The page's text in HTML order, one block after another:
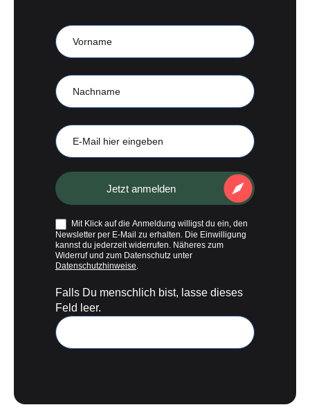
CampKompass
Vorname
Nachname
Mail
Jetzt anmelden
Mit Klick auf die Anmeldung willigst du ein, den
Newsletter per E-Mail zu erhalten. Die Einwilligung
kannst du jederzeit widerrufen. Näheres zum
Widerruf und zum Datenschutz unter
Datenschutzhinweise.
Falls Du menschlich bist, lasse dieses
Feld leer.